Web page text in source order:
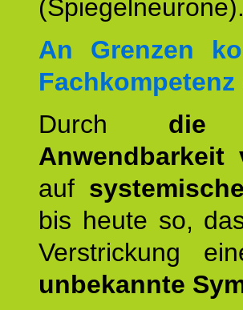
(Spiegelneurone).
An Grenzen
Durch die
Anwendbarkeit
auf
bis heute so,
Verstrickung
unbekannte